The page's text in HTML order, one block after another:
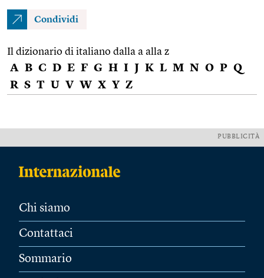
Condividi
Il dizionario di italiano dalla a alla z
A B C D E F G H I J K L M N O P Q
R S T U V W X Y Z
PUBBLICITÀ
Chi siamo
Contattaci
Sommario